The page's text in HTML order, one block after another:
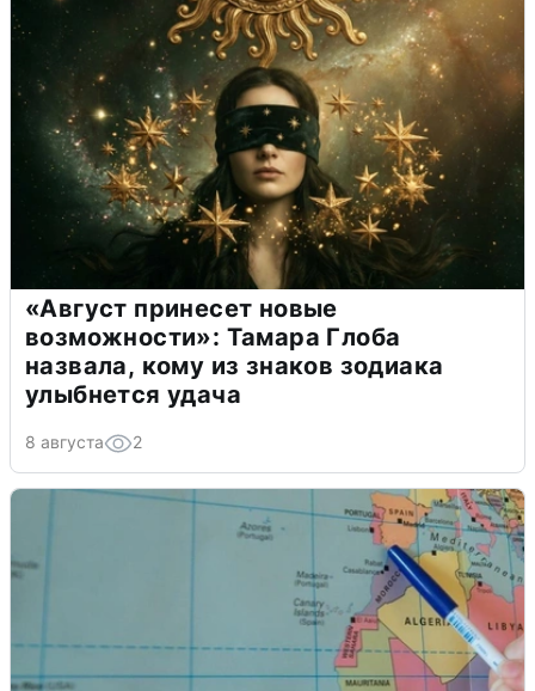
«Август принесет новые
возможности»: Тамара Глоба
назвала, кому из знаков зодиака
улыбнется удача
8 августа 2